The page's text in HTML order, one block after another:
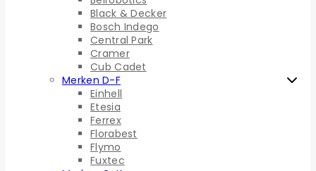
Black & Decker
Bosch Indego
Central Park
Cramer
Cub Cadet
Merken D-F
Einhell
Etesia
Ferrex
Florabest
Flymo
Fuxtec